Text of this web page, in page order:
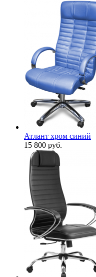
Атлант хром синий
15 800 руб.